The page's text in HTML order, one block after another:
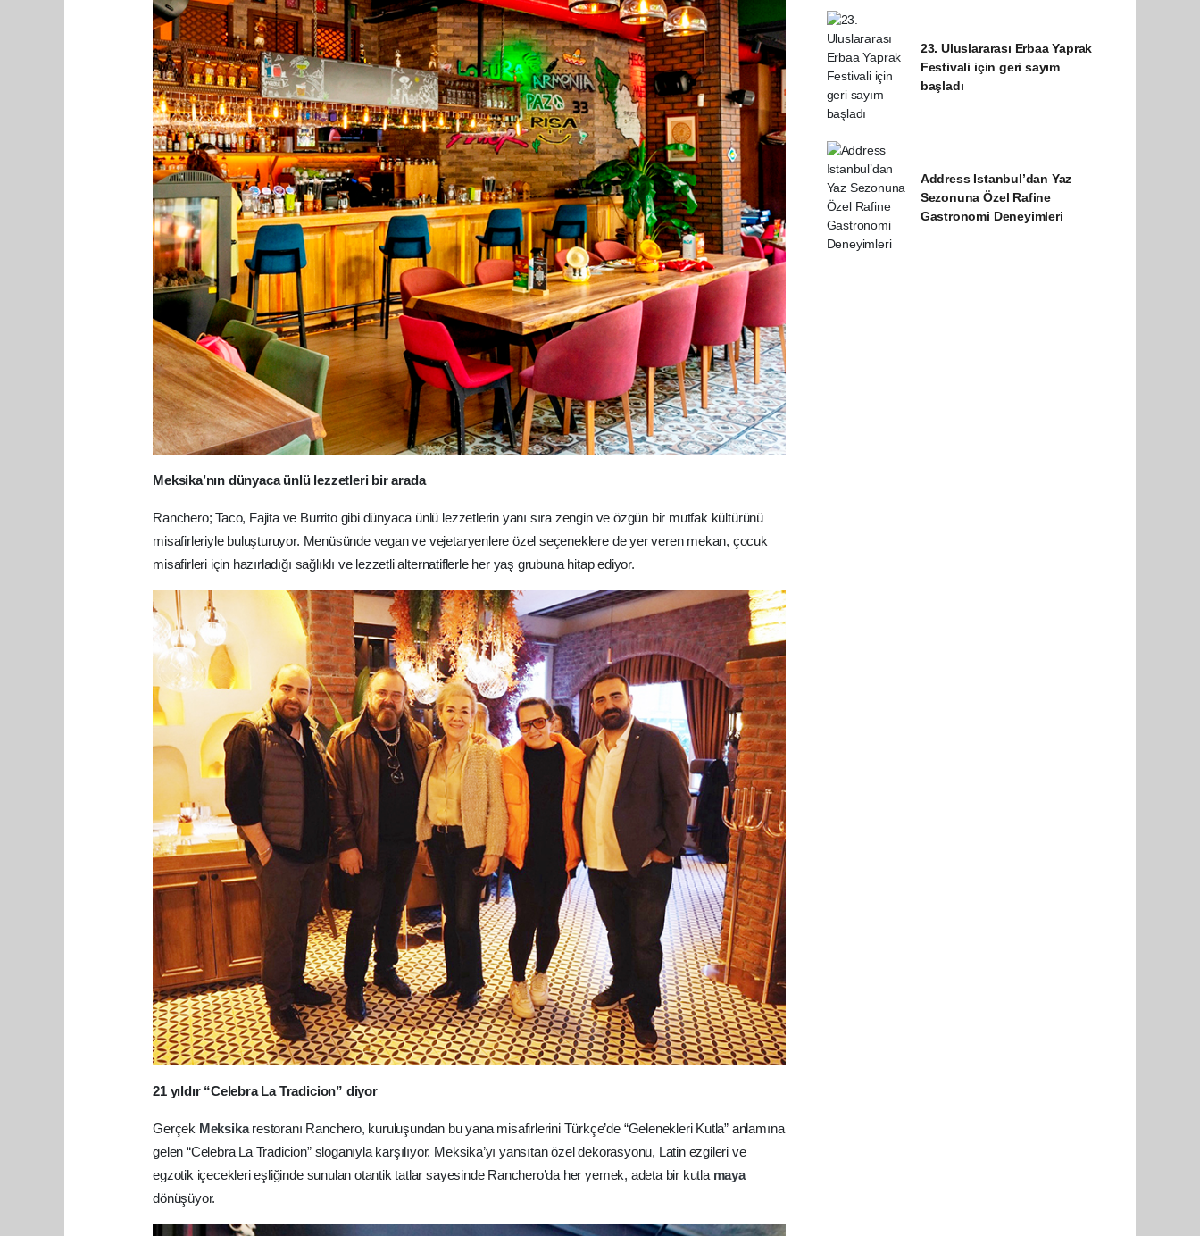
Meksika’nın dünyaca ünlü lezzetleri bir arada
Ranchero; Taco, Fajita ve Burrito gibi dünyaca ünlü lezzetlerin yanı sıra zengin ve özgün bir mutfak kültürünü
misafirleriyle buluşturuyor. Menüsünde vegan ve vejetaryenlere özel seçeneklere de yer veren mekan, çocuk
misafirleri için hazırladığı sağlıklı ve lezzetli alternatiflerle her yaş grubuna hitap ediyor.
21 yıldır “Celebra La Tradicion” diyor
Gerçek Meksikarestoranı Ranchero, kuruluşundan bu yana misafirlerini Türkçe’de “Gelenekleri Kutla” anlamına
gelen “Celebra La Tradicion” sloganıyla karşılıyor. Meksika’yı yansıtan özel dekorasyonu, Latin ezgileri ve
egzotik içecekleri eşliğinde sunulan otantik tatlar sayesinde Ranchero’da her yemek, adeta bir kutla maya
dönüşüyor.
23. Uluslararası Erbaa Yaprak
Festivali için geri sayım
başladı
Address Istanbul’dan Yaz
Sezonuna Özel Rafine
Gastronomi Deneyimleri